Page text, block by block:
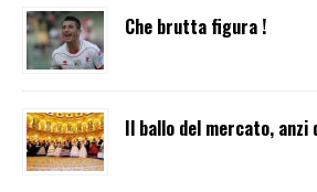
Che brutta figura !
Il ballo del mercato,